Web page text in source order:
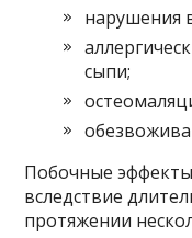
нарушения
сыпи;
Побочные
вследствие
протяжении